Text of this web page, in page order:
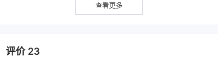
查看更多
评价23